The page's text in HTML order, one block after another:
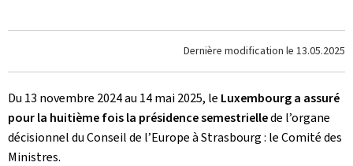
Dernière modification le 13.05.2025
Du 13 novembre 2024 au 14 mai 2025, le Luxembourg a assuré
pour la huitième fois la présidence semestriellede l’organe
décisionnel du Conseil de l’Europe à Strasbourg : le Comité des
Ministres.